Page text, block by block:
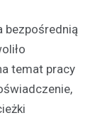
bezpośrednią
temat pracy